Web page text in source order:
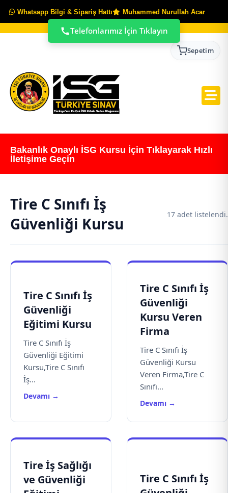
Whatsapp Bilgi & Sipariş Hattı Muhammed Nurullah Acar
Sepetim
Bakanlık Onaylı İSG Kursu İçin Tıklayarak Hızlı
İletişime Geçin
Tire C Sınıfı İş
Güvenliği Kursu
17 adet listelendi.
Tire C Sınıfı İş
Güvenliği
Eğitimi Kursu
Tire C Sınıfı İş
Güvenliği Eğitimi
Kursu,Tire C Sınıfı
İş...
Devamı →
Tire C Sınıfı İş
Güvenliği
Kursu Veren
Firma
Tire C Sınıfı İş
Güvenliği Kursu
Veren Firma,Tire C
Sınıfı...
Devamı →
Tire İş Sağlığı
ve Güvenliği
Tire C Sınıfı İş
Telefonlarımız İçin Tıklayın